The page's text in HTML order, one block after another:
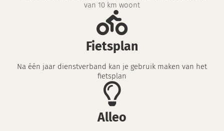
van 10 km woont
Fietsplan
Na één jaar dienstverband kan je gebruik maken van het
fietsplan
Alleo